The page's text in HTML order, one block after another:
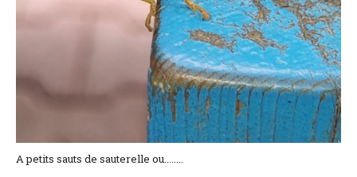
Campingplatz und Preise
Zimmer pro Nacht und Preise
A petits sauts de sauterelle ou........